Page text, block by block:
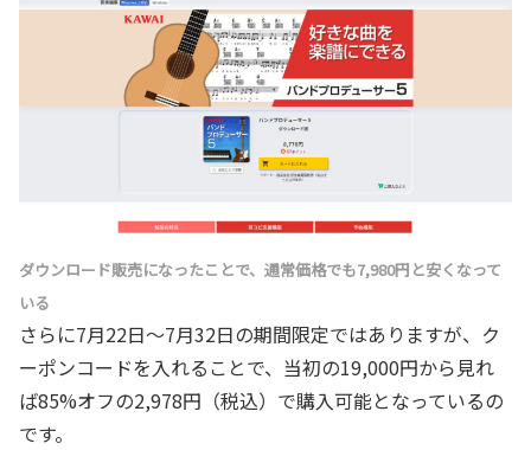
ダウンロード販売になったことで、通常価格でも7,980円と安くなって
いる
さらに7月22日～7月32日の期間限定ではありますが、ク
ーポンコードを入れることで、当初の19,000円から見れ
ば85%オフの2,978円（税込）で購入可能となっているの
です。